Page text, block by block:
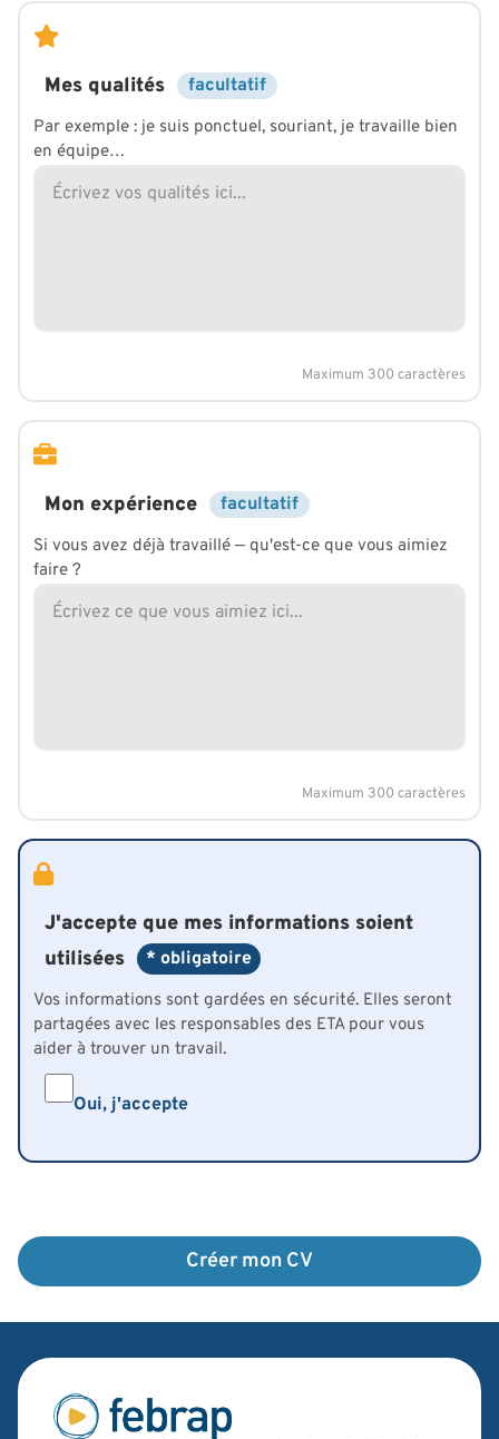
Mes qualités facultatif
Par exemple : je suis ponctuel, souriant, je travaille bien
en équipe…
Maximum 300 caractères
Mon expérience facultatif
Si vous avez déjà travaillé — qu'est-ce que vous aimiez
faire ?
Maximum 300 caractères
J'accepte que mes informations soient
utilisées
* obligatoire
Vos informations sont gardées en sécurité. Elles seront
partagées avec les responsables des ETA pour vous
aider à trouver un travail.
Oui, j'accepte